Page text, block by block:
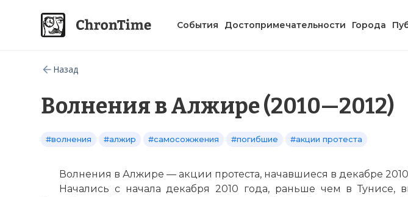
События Достопримечательности Города
Назад
Волнения в Алжире (2010—2012)
#волнения #алжир #самосожжения #погибшие #акции протеста
Волнения в Алжире — акции протеста, начавшиеся в декабре 2010
Начались с начала декабря 2010 года, раньше чем вТунисе,